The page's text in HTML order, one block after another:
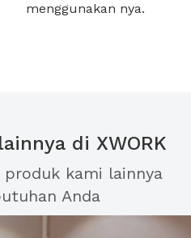
menggunakan nya.
di XWORK
kami lainnya
Anda